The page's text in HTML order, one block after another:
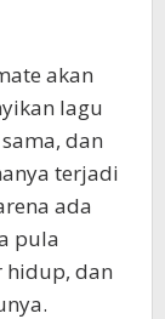
akan
lagu
dan
terjadi
ada
pula
hidup, dan